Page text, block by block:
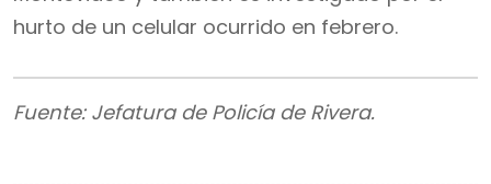
hurto de un celular ocurrido en febrero.
Fuente: Jefatura de Policía de Rivera.